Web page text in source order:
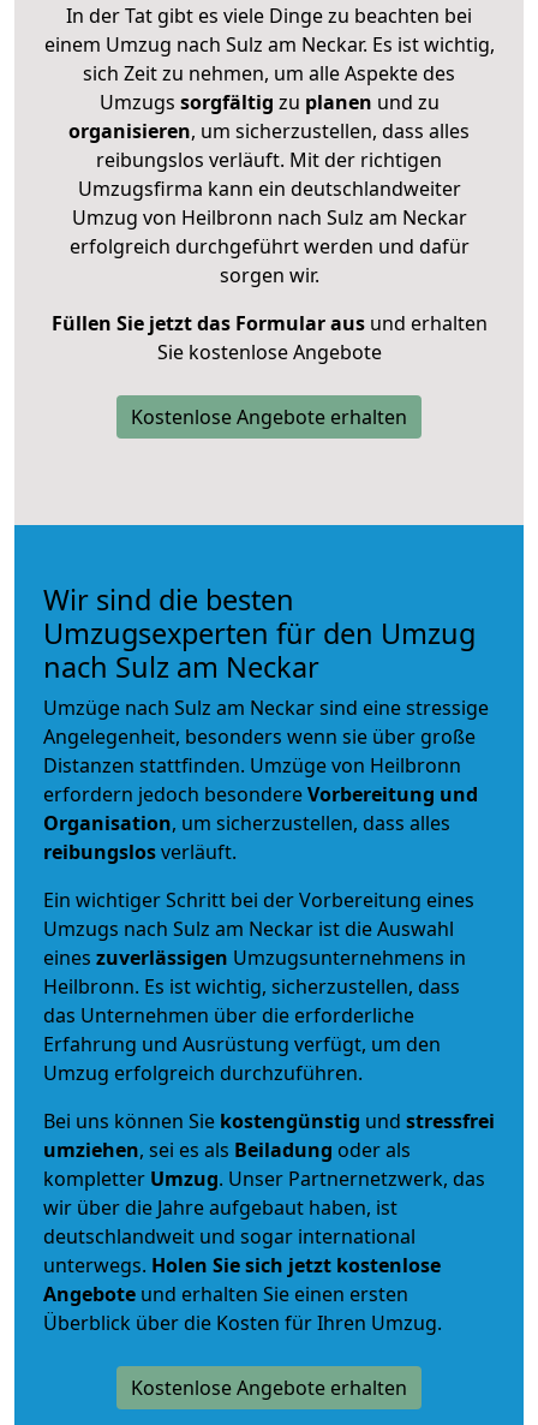
In der Tat gibt es viele Dinge zu beachten bei
einem Umzug nach Sulz am Neckar. Es ist wichtig,
sich Zeit zu nehmen, um alle Aspekte des
Umzugs sorgfältig zu planen und zu
organisieren, um sicherzustellen, dass alles
reibungslos verläuft. Mit der richtigen
Umzugsfirma kann ein deutschlandweiter
Umzug von Heilbronn nach Sulz am Neckar
erfolgreich durchgeführt werden und dafür
sorgen wir.
Füllen Sie jetzt das Formular ausund erhalten
Sie kostenlose Angebote
Kostenlose Angebote erhalten
Wir sind die besten
Umzugsexperten für den Umzug
nach Sulz am Neckar
Umzüge nach Sulz am Neckar sind eine stressige
Angelegenheit, besonders wenn sie über große
Distanzen stattfinden. Umzüge von Heilbronn
erfordern jedoch besondereVorbereitung und
Organisation, um sicherzustellen, dass alles
reibungslosverläuft.
Ein wichtiger Schritt bei der Vorbereitung eines
Umzugs nach Sulz am Neckar ist die Auswahl
eines zuverlässigen Umzugsunternehmens in
Heilbronn. Es ist wichtig, sicherzustellen, dass
das Unternehmen über die erforderliche
Erfahrung und Ausrüstung verfügt, um den
Umzug erfolgreich durchzuführen.
Bei uns können Sie kostengünstig und stressfrei
umziehen, sei es als Beiladung oder als
kompletter Umzug. Unser Partnernetzwerk, das
wir über die Jahre aufgebaut haben, ist
deutschlandweit und sogar international
unterwegs. Holen Sie sich jetzt kostenlose
Angebote und erhalten Sie einen ersten
Überblick über die Kosten für Ihren Umzug.
Kostenlose Angebote erhalten